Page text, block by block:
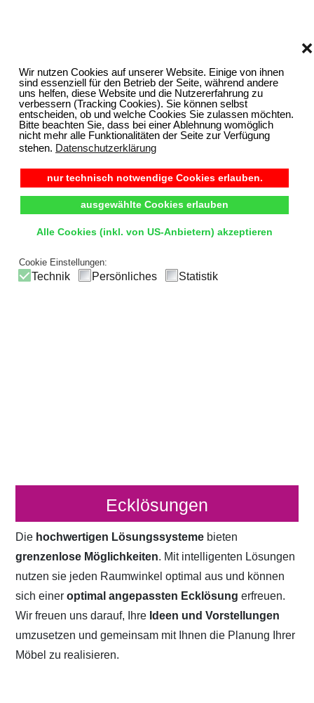
Wir nutzen Cookies auf unserer Website. Einige von ihnen
sind essenziell für den Betrieb der Seite, während andere
uns helfen, diese Website und die Nutzererfahrung zu
verbessern (Tracking Cookies). Sie können selbst
entscheiden, ob und welche Cookies Sie zulassen möchten.
Bitte beachten Sie, dass bei einer Ablehnung womöglich
nicht mehr alle Funktionalitäten der Seite zur Verfügung
stehen. Datenschutzerklärung
nur technisch notwendige Cookies erlauben.
ausgewählte Cookies erlauben
Alle Cookies (inkl. von US-Anbietern) akzeptieren
❌
Cookie Einstellungen:
Technik Persönliches Statistik
Ecklösungen
Die hochwertigen Lösungssysteme bieten
grenzenlose Möglichkeiten. Mit intelligenten Lösungen
nutzen sie jeden Raumwinkel optimal aus und können
sich eineroptimal angepassten Ecklösung erfreuen.
Wir freuen uns darauf, Ihre Ideen und Vorstellungen
umzusetzen und gemeinsam mit Ihnen die Planung Ihrer
Möbel zu realisieren.